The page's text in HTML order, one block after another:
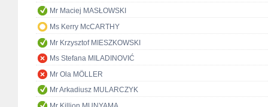
Mr Maciej MASŁOWSKI
Ms Kerry McCARTHY
Mr Krzysztof MIESZKOWSKI
Ms Stefana MILADINOVIĆ
Mr Ola MÖLLER
Mr Arkadiusz MULARCZYK